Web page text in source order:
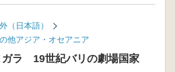
（日本語）
他アジア・オセアニア
ガラ 19世紀バリの劇場国家